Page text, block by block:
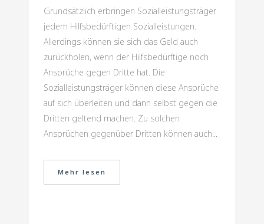
Grundsätzlich erbringen Sozialleistungsträger
jedem Hilfsbedürftigen Sozialleistungen.
Allerdings können sie sich das Geld auch
zurückholen, wenn der Hilfsbedürftige noch
Ansprüche gegen Dritte hat. Die
Sozialleistungsträger können diese Ansprüche
auf sich überleiten und dann selbst gegen die
Dritten geltend machen. Zu solchen
Ansprüchen gegenüber Dritten können auch...
Mehr lesen